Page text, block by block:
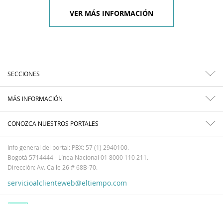
VER MÁS INFORMACIÓN
SECCIONES
MÁS INFORMACIÓN
CONOZCA NUESTROS PORTALES
Info general del portal: PBX: 57 (1) 2940100.
Bogotá 5714444 - Línea Nacional 01 8000 110 211.
Dirección: Av. Calle 26 # 68B-70.
servicioalclienteweb@eltiempo.com